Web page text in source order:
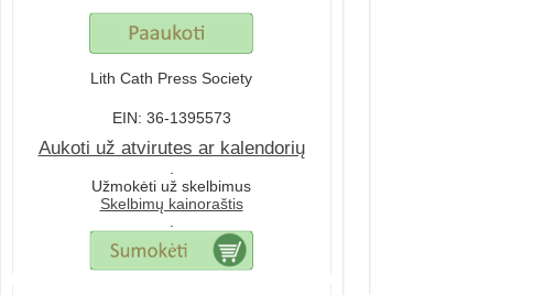
Lith Cath Press Society
EIN: 36-1395573
Aukoti už atvirutes ar kalendorių
.
Užmokėti už skelbimus
Skelbimų kainoraštis
.